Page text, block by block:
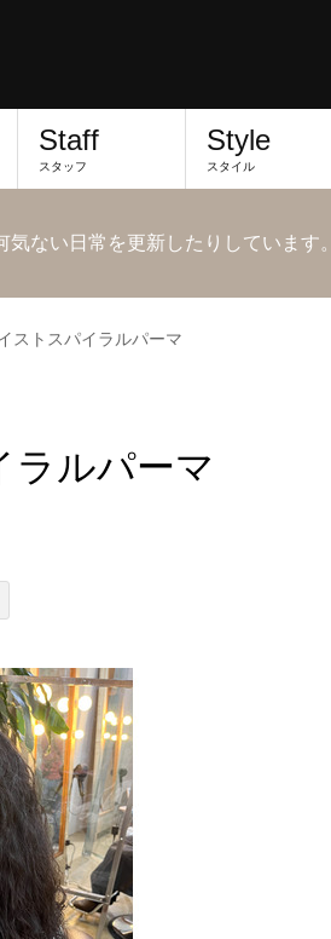
Staff
スタッフ
Style
スタイル
ない日常を更新したりしています。
ストスパイラルパーマ
ラルパーマ